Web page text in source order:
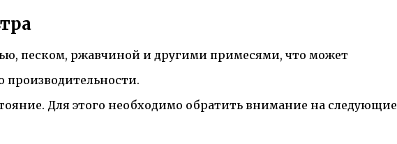
песком, ржавчиной и другими примесями, что может
Для этого необходимо обратить внимание на следующие